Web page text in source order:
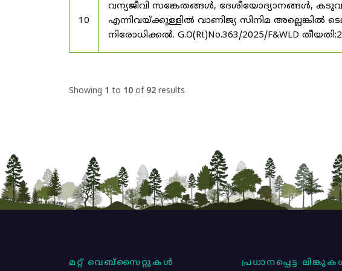
10
വന്യജീവി സങ്കേതങ്ങൾ, ദേശീയോദ്യാനങ്ങൾ,
എന്നിവയ്ക്കുള്ളിൽ വാണിജ്യ സിനിമ അല്ലെങ്കിൽ
നിരോധിക്കൽ. G.O(Rt)No.363/2025/F&WLD
Showing 1 to 10 of 92 results
മറ്റ് വെബ്സൈറ്റുകൾ പ്രധാനപ്പെട്ട